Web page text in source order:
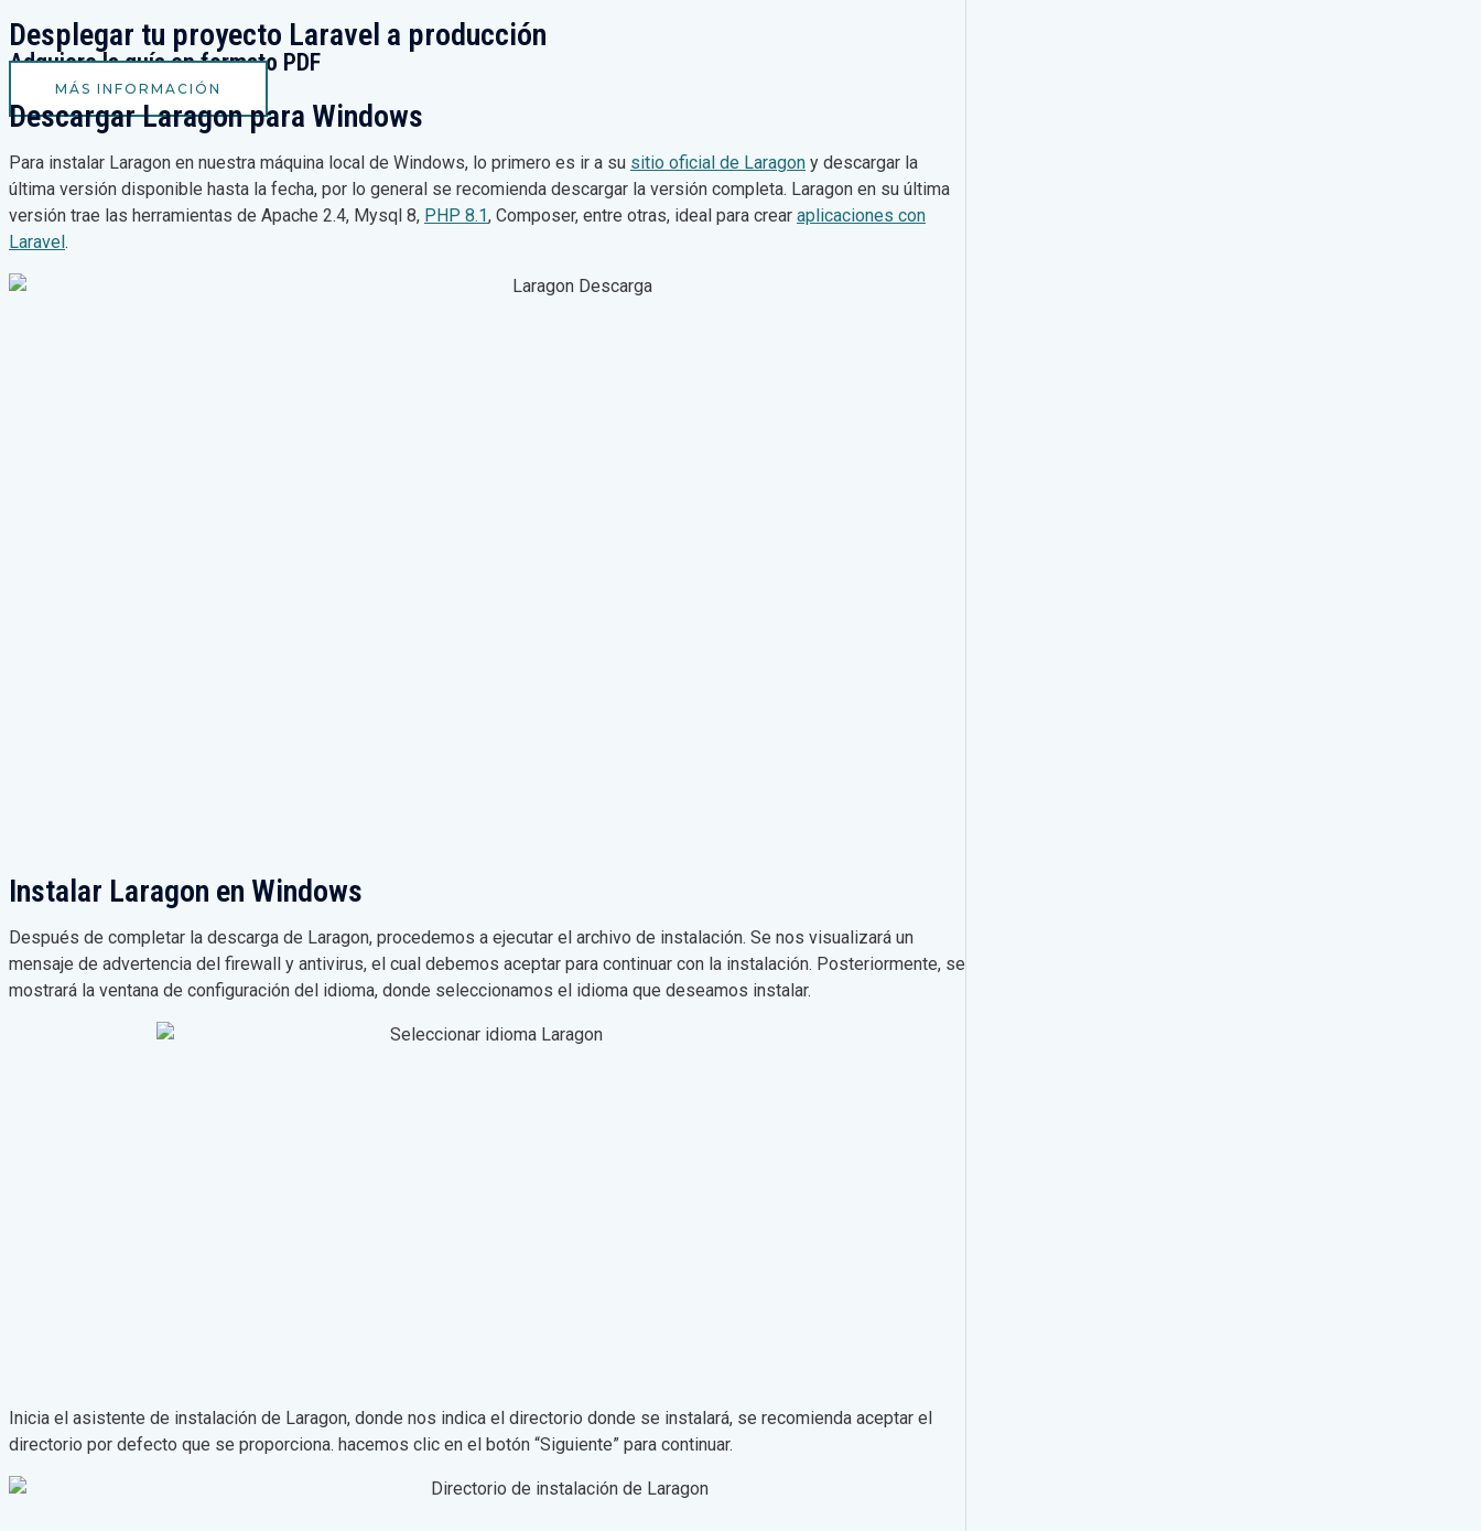
Desplegar tu proyecto Laravel a producción
Adquiere la guía en formato PDF
MÁS INFORMACIÓN
Descargar Laragon para Windows
Para instalar Laragon en nuestra máquina local de Windows, lo primero es ir a su sitio oficial de Laragon y descargar la
última versión disponible hasta la fecha, por lo general se recomienda descargar la versión completa. Laragon en su última
versión trae las herramientas de Apache 2.4, Mysql 8, PHP 8.1, Composer, entre otras, ideal para crear aplicaciones con
Laravel.
Instalar Laragon en Windows
Después de completar la descarga de Laragon, procedemos a ejecutar el archivo de instalación. Se nos visualizará un
mensaje de advertencia del firewall y antivirus, el cual debemos aceptar para continuar con la instalación. Posteriormente, se
mostrará la ventana de configuración del idioma, donde seleccionamos el idioma que deseamos instalar.
Inicia el asistente de instalación de Laragon, donde nos indica el directorio donde se instalará, se recomienda aceptar el
directorio por defecto que se proporciona. hacemos clic en el botón “Siguiente” para continuar.